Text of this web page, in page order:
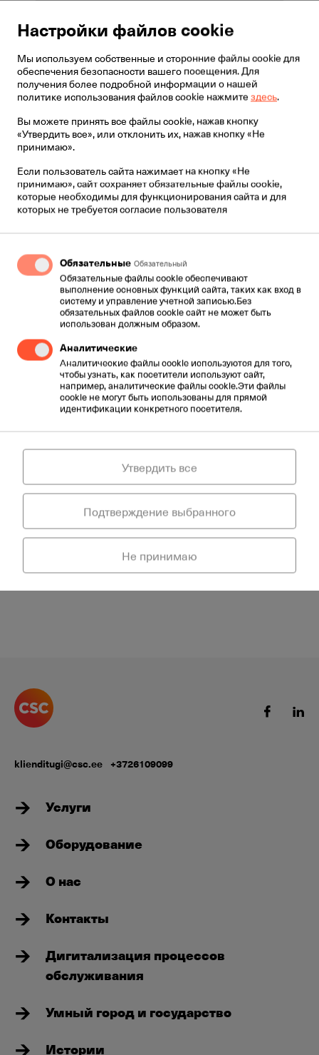
"Cloud факс доступен без физического
подключения факса. Получайте и отправляйте
документы из любой точки земного шара, где
доступен интернет.."
ИСПОЛЬЗУЙТЕ ФАКС БЕЗ ФАКСОВОГО АППАРАТА!
Cloud факс представляет собой виртуальный факс,
который дает возможность отправлять и получать
документы используя электронную почту и
компьютер. Вам больше нет необходимости
приобретать факсовый аппарат.
ПРЕИМУЩЕСТВА CLOUD ФАКСА
Cloud факс дает Вам возможность отправлять PDF
файлы с Вашего компьютера и получать их на
электронную почту. Это современный способ
отправлять и получать документы без использования
факсового аппарата, при этом у каждого сотрудника
может быть свой номер факса
ПОЛУЧЕНИЕ ДОКУМЕНТОВ ПО ЭЛЕКТРОННОЙ
ПОЧТЕ БЕЗ ИСПОЛЬЗОВАНИЯ ФАКСОВОГО
АППАРАТА
Документы, отправленные на Ваш номер факса,
обрабатываются и сохраняются на сервере, и затем
отсылаются на Ваш адрес электронной почты.
ОТПРАВКА ФАКСА С КОМПЬЮТЕРА НА
ЭЛЕКТРОННУЮ ПОЧТУ
Отправить факс так же просто, как составить
электронное письмо с приложением. Cloud факс
поддерживает документы в формате TIFF-FAX и PDF.
ПОЛУЧЕНИЕ ФАКСА НА ЭЛЕКТРОННУЮ ПОЧТУ
Централизованный факсовый сервер
преобразовывает полученные документы в PDF
формат и отправляет на электронную почту
klienditugi@csc.ee +3726109099
Услуги
Оборудование
О нас
Контакты
Дигитализация процессов
обслуживания
Умный город и государство
Истории
Настройки файлов cookie
Мы используем собственные и сторонние файлы cookie для
обеспечения безопасности вашего посещения. Для
получения более подробной информации о нашей
политике использования файлов cookie нажмитездесь.
Вы можете принять все файлы cookie, нажав кнопку
«Утвердить все», или отклонить их, нажав кнопку «Не
принимаю».
Если пользователь сайта нажимает на кнопку «Не
принимаю», сайт сохраняет обязательные файлы cookie,
которые необходимы для функционирования сайта и для
которых не требуется согласие пользователя
Обязательные Обязательный
Обязательные файлы cookie обеспечивают
выполнение основных функций сайта, таких как вход в
систему и управление учетной записью.Без
обязательных файлов cookie сайт не может быть
использован должным образом.
Аналитические
Аналитические файлы cookie используются для того,
чтобы узнать, как посетители используют сайт,
например, аналитические файлы cookie.Эти файлы
cookie не могут быть использованы для прямой
идентификации конкретного посетителя.
Не принимаю
Подтверждение выбранного
Утвердить все